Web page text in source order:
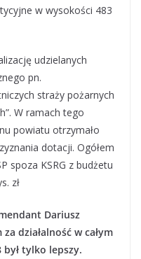
w wysokości 483
udzielanych
pn.
straży pożarnych
W ramach tego
powiatu otrzymało
dotacji. Ogółem
spoza KSRG z budżetu
zł
Dariusz
działalność w całym
był tylko lepszy.